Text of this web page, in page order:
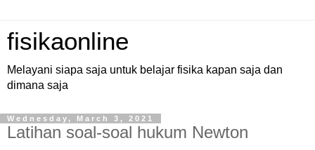
fisikaonline
Melayani siapa saja untuk belajar fisika kapan saja dan
dimana saja
Wednesday, March 3, 2021
Latihan soal-soal hukum Newton